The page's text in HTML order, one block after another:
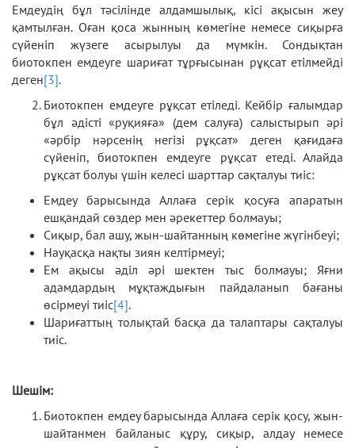
Емдеудің бұл тәсілінде алдамшылық, кісі ақысын жеу
қамтылған. Оған қоса жынның көмегіне немесе сиқырға
сүйеніп жүзеге асырылуы да мүмкін. Сондықтан
биотокпен емдеуге шариғат тұрғысынан рұқсат етілмейді
деген[3].
Биотокпен емдеуге рұқсат етіледі. Кейбір ғалымдар
бұл әдісті «руқияға» (дем салуға) салыстырып әрі
«әрбір нәрсенің негізі рұқсат» деген қағидаға
сүйеніп, биотокпен емдеуге рұқсат етеді. Алайда
рұқсат болуы үшін келесі шарттар сақталуы тиіс:
Емдеу барысында Аллаға серік қосуға апаратын
ешқандай сөздер мен әрекеттер болмауы;
Сиқыр, бал ашу, жын-шайтанның көмегіне жүгінбеуі;
Науқасқа нақты зиян келтірмеуі;
Ем ақысы әділ әрі шектен тыс болмауы; Яғни
адамдардың мұқтаждығын пайдаланып бағаны
өсірмеуі тиіс[4].
Шариғаттың толықтай басқа да талаптары сақталуы
тиіс.
Шешім:
Биотокпен емдеу барысында Аллаға серік қосу, жын-
шайтанмен байланыс құру, сиқыр, алдау немесе